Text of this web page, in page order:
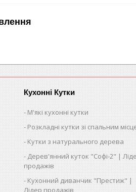
Кухонні Кутки
М'які кухонні кутки
Розкладні кутки зі спальним
Кутки з натурального дерева
Дерев'янний куток "Софі-2" |
продажів
Кухонний диванчик "Престиж" |
Лідер продажів